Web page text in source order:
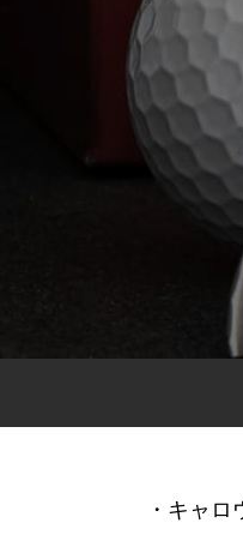
・キャ
ハイブリッド
アイアン
ウェッジ
PUTTERS パター
編集
Our Mission 私たち